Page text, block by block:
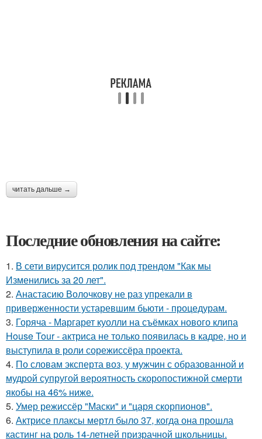
читать дальше →
Последние обновления на сайте:
1. В сети вирусится ролик под трендом "Как мы
Изменились за 20 лет".
2. Анастасию Волочкову не раз упрекали в
приверженности устаревшим бьюти - процедурам.
3. Горяча - Маргарет куолли на съёмках нового клипа
House Tour - актриса не только появилась в кадре, но и
выступила в роли сорежиссёра проекта.
4. По словам эксперта воз, у мужчин с образованной и
мудрой супругой вероятность скоропостижной смерти
якобы на 46% ниже.
5. Умер режиссёр "Маски" и "царя скорпионов".
6. Актрисе плаксы мертл было 37, когда она прошла
кастинг на роль 14-летней призрачной школьницы.